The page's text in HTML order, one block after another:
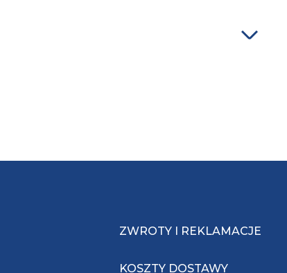
ZWROTY I REKLAMACJE
KOSZTY DOSTAWY